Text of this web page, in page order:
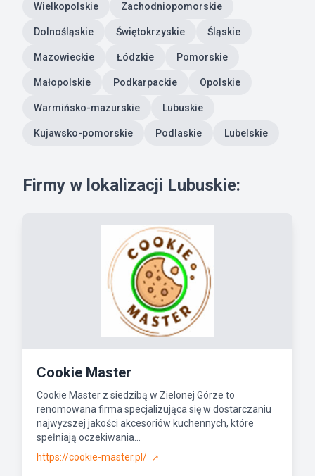
Wielkopolskie Zachodniopomorskie
Dolnośląskie Świętokrzyskie Śląskie
Mazowieckie Łódzkie Pomorskie
Małopolskie Podkarpackie Opolskie
Warmińsko-mazurskie Lubuskie
Kujawsko-pomorskie Podlaskie Lubelskie
Firmy w lokalizacji Lubuskie:
Cookie Master
Cookie Master z siedzibą w Zielonej Górze to
renomowana firma specjalizująca się w dostarczaniu
najwyższej jakości akcesoriów kuchennych, które
spełniają oczekiwania...
https://cookie-master.pl/
↗